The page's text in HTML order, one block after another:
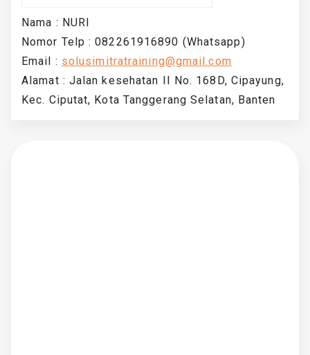
Nama : NURI
Nomor Telp : 082261916890 (Whatsapp)
Email : solusimitratraining@gmail.com
Alamat : Jalan kesehatan II No. 168D, Cipayung,
Kec. Ciputat, Kota Tanggerang Selatan, Banten